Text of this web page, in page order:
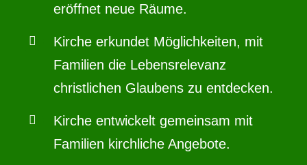
eröffnet neue Räume.
Kirche erkundet Möglichkeiten, mit
Familien die Lebensrelevanz
christlichen Glaubens zu entdecken.
Kirche entwickelt gemeinsam mit
Familien kirchliche Angebote.